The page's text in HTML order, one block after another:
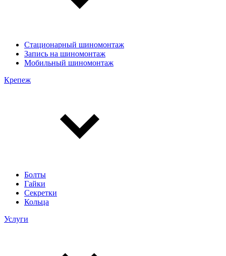
Стационарный шиномонтаж
Запись на шиномонтаж
Мобильный шиномонтаж
Крепеж
Болты
Гайки
Секретки
Кольца
Услуги